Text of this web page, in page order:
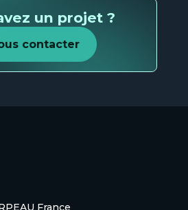
un projet ?
contacter
France